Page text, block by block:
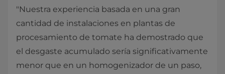
"Nuestra experiencia basada en una gran
cantidad de instalaciones en plantas de
procesamiento de tomate ha demostrado que
el desgaste acumulado sería significativamente
menor que en un homogenizador de un paso,